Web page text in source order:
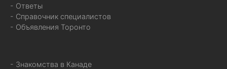
- Ответы
- Справочник специалистов
- Объявления Торонто
- Знакомства в Канаде